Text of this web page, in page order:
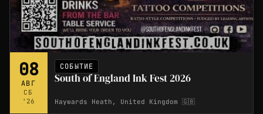
08
АВГ
СБ
'26
СОБЫТИЕ
South of England Ink Fest 2026
Haywards Heath, United Kingdom 🇬🇧